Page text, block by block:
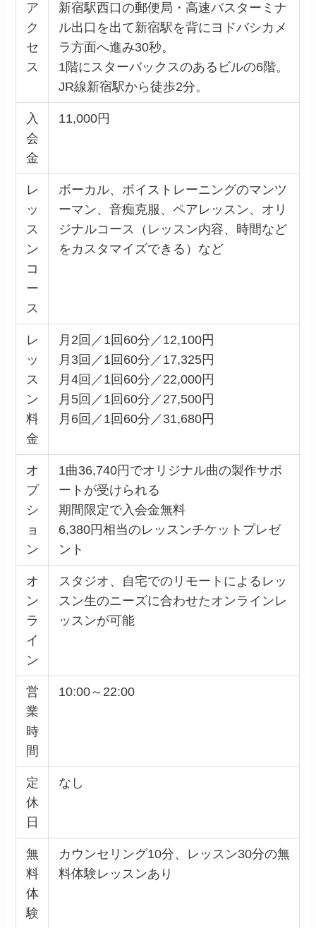
ア
ク
セ
ス
新宿駅西口の郵便局・高速バスターミナ
ル出口を出て新宿駅を背にヨドバシカメ
ラ方面へ進み30秒。
1階にスターバックスのあるビルの6階。
JR線新宿駅から徒歩2分。
入
会
金
11,000円
レ
ッ
ス
ン
コ
ー
ス
ボーカル、ボイストレーニングのマンツ
ーマン、音痴克服、ペアレッスン、オリ
ジナルコース（レッスン内容、時間など
をカスタマイズできる）など
レ
ッ
ス
ン
料
金
月2回／1回60分／12,100円
月3回／1回60分／17,325円
月4回／1回60分／22,000円
月5回／1回60分／27,500円
月6回／1回60分／31,680円
オ
プ
シ
ョ
ン
1曲36,740円でオリジナル曲の製作サポ
ートが受けられる
期間限定で入会金無料
6,380円相当のレッスンチケットプレゼ
ント
オ
ン
ラ
イ
ン
スタジオ、自宅でのリモートによるレッ
スン生のニーズに合わせたオンラインレ
ッスンが可能
営
業
時
間
10:00～22:00
定
休
日
なし
無
料
体
験
カウンセリング10分、レッスン30分の無
料体験レッスンあり